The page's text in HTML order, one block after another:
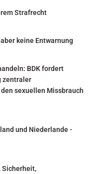
Strafrecht
keine Entwarnung
BDK fordert
zentraler
sexuellen Missbrauch
und Niederlande -
Sicherheit,